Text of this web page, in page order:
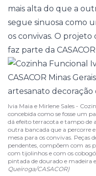
mais alta do que a
segue sinuosa como
os convivas. O projeto
faz parte da
Ivia Maia e Mirlene Sales -
concebida como se fosse um
dá efeito terracota e tampo de
outra bancada que a percorre
mesa para os convivas. Peças
pendentes, compõem com as
com tijolinhos e com os
pintada de dourado e madeira
Queiroga/CASACOR)